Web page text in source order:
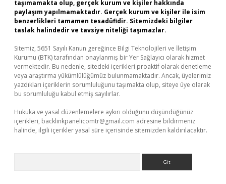
taşımamakta olup, gerçek kurum ve kişiler hakkında
paylaşım yapılmamaktadır. Gerçek kurum ve kişiler ile isim
benzerlikleri tamamen tesadüfidir. Sitemizdeki bilgiler
taslak halindedir ve tavsiye niteliği taşımazlar.
Sitemiz, 5651 Sayılı Kanun gereğince Bilgi Teknolojileri ve İletişim
Kurumu (BTK) tarafından onaylanmış bir Yer Sağlayıcı olarak hizmet
vermektedir. Bu nedenle, sitedeki içerikleri proaktif olarak denetleme
veya araştırma yükümlülüğümüz bulunmamaktadır. Ancak, üyelerimiz
yazdıkları içeriklerin sorumluluğunu taşımakta olup, siteye üye olarak
bu sorumluluğu kabul etmiş sayılırlar.
Hukuka ve yasal düzenlemelere aykırı olduğunu düşündüğünüz
içerikleri, backlinkpanelicomtr@gmail.com adresine bildirmeniz
halinde, ilgili içerikler yasal süre içerisinde sitemizden kaldırılacaktır.